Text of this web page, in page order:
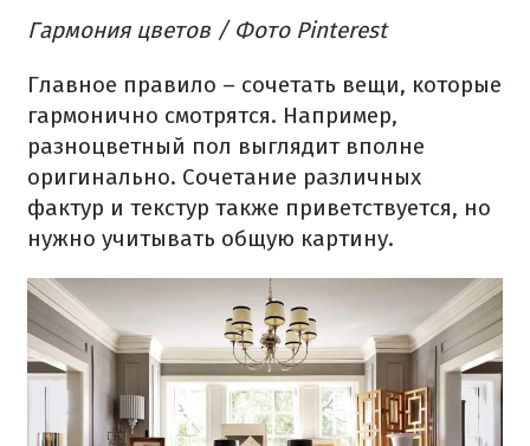
Гармония цветов / Фото Pinterest
Главное правило – сочетать вещи, которые
гармонично смотрятся. Например,
разноцветный пол выглядит вполне
оригинально. Сочетание различных
фактур и текстур также приветствуется, но
нужно учитывать общую картину.